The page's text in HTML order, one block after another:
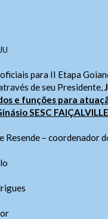
para II Etapa
de seu Presidente,
e funções para
SESC
Resende – coordenador